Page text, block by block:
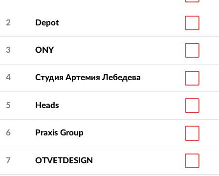
2 Depot
3 ONY
4 Студия Артемия Лебедева
5 Heads
6 Praxis Group
7 OTVETDESIGN